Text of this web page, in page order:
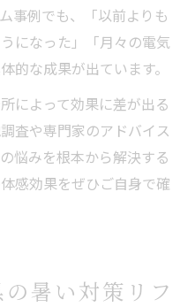
事例でも、「以前よりも
になった」「月々の電気
的な成果が出ています。
によって効果に差が出る
査や専門家のアドバイス
悩みを根本から解決する
感効果をぜひご自身で確
暑い対策リフ